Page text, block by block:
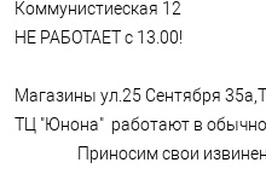
Коммунистиеская 12
НЕ РАБОТАЕТ с 13.00!
Магазины ул.25 Сентября
ТЦ "Юнона" работают в
Приносим свои